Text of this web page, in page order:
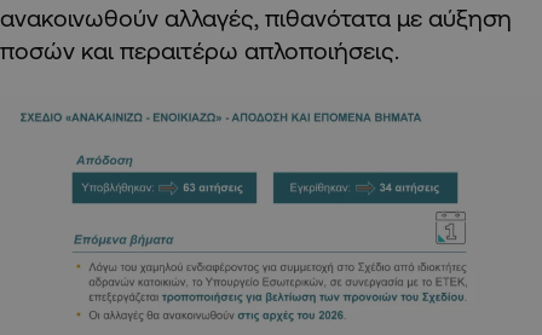
ανακοινωθούν αλλαγές, πιθανότατα με αύξηση
ποσών και περαιτέρω απλοποιήσεις.